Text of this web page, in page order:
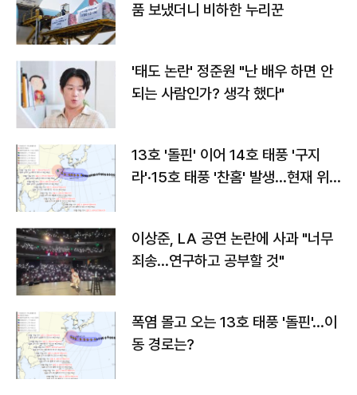
품 보냈더니 비하한 누리꾼
'태도 논란' 정준원 "난 배우 하면 안
되는 사람인가? 생각 했다"
13호 '돌핀' 이어 14호 태풍 '구지
라'·15호 태풍 '찬홈' 발생…현재 위
이상준, LA 공연 논란에 사과 "너무
죄송…연구하고 공부할 것"
폭염 몰고 오는 13호 태풍 '돌핀'…이
동 경로는?